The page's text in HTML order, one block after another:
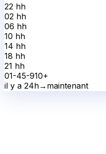
22 hh
02 hh
06 hh
10 hh
14 hh
18 hh
21 hh
01-45-910+
il y a 24h→ maintenant